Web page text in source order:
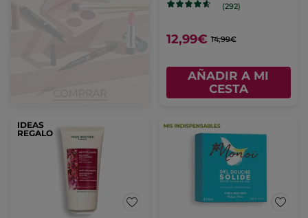
(292)
12,99€ 14,99€
AÑADIR A MI
CESTA
IDEAS
REGALO